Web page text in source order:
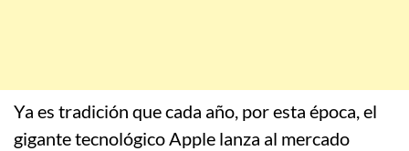
Ya es tradición que cada año, por esta época, el
gigante tecnológico Apple lanza al mercado